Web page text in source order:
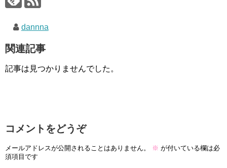
dannna
関連記事
記事は見つかりませんでした。
コメントをどうぞ
メールアドレスが公開されることはありません。 ※ が付いている欄は必
須項目です